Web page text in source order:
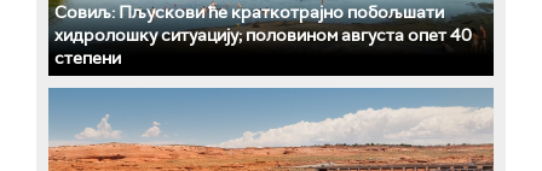
Совиљ: Пљускови ће краткотрајно побољшати
хидролошку ситуацију; половином августа опет 40
степени